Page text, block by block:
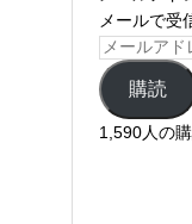
メールで受
購読
1,590人の